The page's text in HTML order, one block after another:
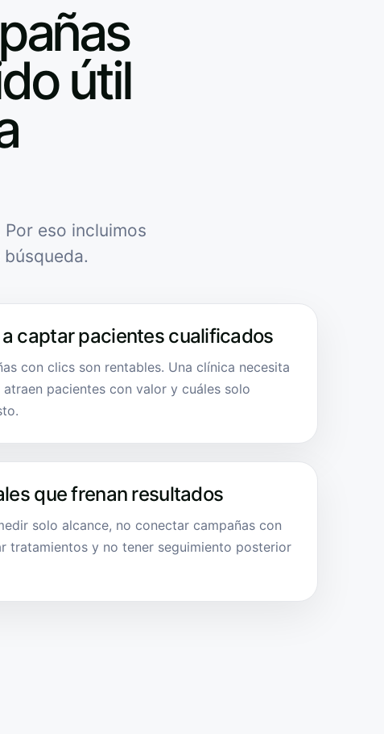
útil
eso incluimos
captar pacientes cualificados
con clics son rentables. Una clínica necesita
atraen pacientes con valor y cuáles solo
que frenan resultados
solo alcance, no conectar campañas con
tratamientos y no tener seguimiento posterior